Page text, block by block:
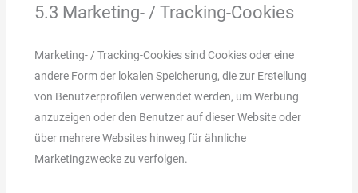
5.3 Marketing- / Tracking-Cookies
Marketing- / Tracking-Cookies sind Cookies oder eine
andere Form der lokalen Speicherung, die zur Erstellung
von Benutzerprofilen verwendet werden, um Werbung
anzuzeigen oder den Benutzer auf dieser Website oder
über mehrere Websites hinweg für ähnliche
Marketingzwecke zu verfolgen.